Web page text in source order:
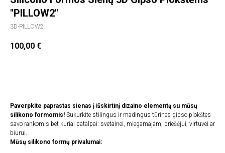
"PILLOW2"
3D-PILLOW2
100,00 €
Paverpkite paprastas sienas į išskirtinį dizaino elementą su mūsų
silikono formomis! Sukurkite stilingus ir madingus tūrines gipso plokštes
savo rankomis bet kuriai patalpai: svetainei, miegamajam, priešėjui, virtuvei ar
biurui.
Mūsų silikono formų privalumai: